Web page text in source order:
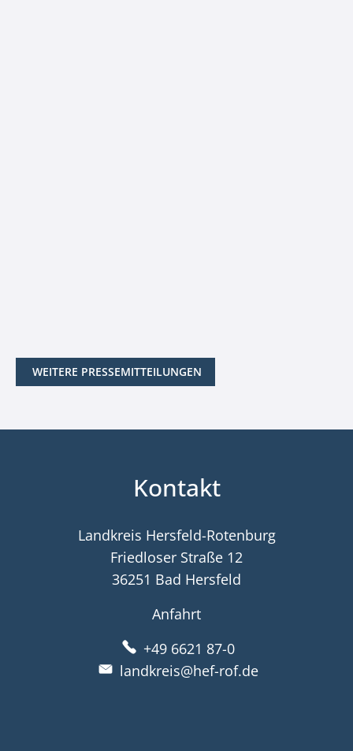
WEITERE PRESSEMITTEILUNGEN
Kontakt
Landkreis Hersfeld-Rotenburg
Friedloser Straße 12
36251 Bad Hersfeld
Anfahrt
+49 6621 87-0
landkreis@hef-rof.de